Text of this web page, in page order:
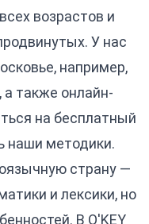
возрастов и
У нас
например,
, а также онлайн-
на бесплатный
наши методики.
страну —
и лексики, но
В O'KEY